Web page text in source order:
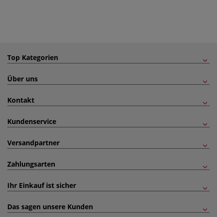
Top Kategorien
Über uns
Kontakt
Kundenservice
Versandpartner
Zahlungsarten
Ihr Einkauf ist sicher
Das sagen unsere Kunden